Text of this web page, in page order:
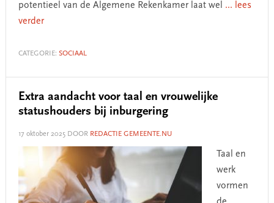
potentieel van de Algemene Rekenkamer laat wel ... lees
verder
CATEGORIE: SOCIAAL
Extra aandacht voor taal en vrouwelijke
statushouders bij inburgering
17 oktober 2025DOOR REDACTIE GEMEENTE.NU
Taal en
werk
vormen